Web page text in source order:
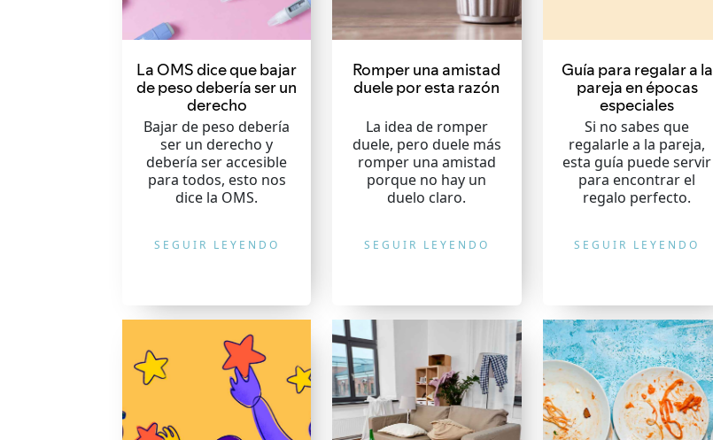
La OMS dice que bajar
de peso debería ser un
derecho
Bajar de peso debería
ser un derecho y
debería ser accesible
para todos, esto nos
dice la OMS.
SEGUIR LEYENDO
Romper una amistad
duele por esta razón
La idea de romper
duele, pero duele más
romper una amistad
porque no hay un
duelo claro.
SEGUIR LEYENDO
Guía para regalar a la
pareja en épocas
especiales
Si no sabes que
regalarle a la pareja,
esta guía puede servir
para encontrar el
regalo perfecto.
SEGUIR LEYENDO